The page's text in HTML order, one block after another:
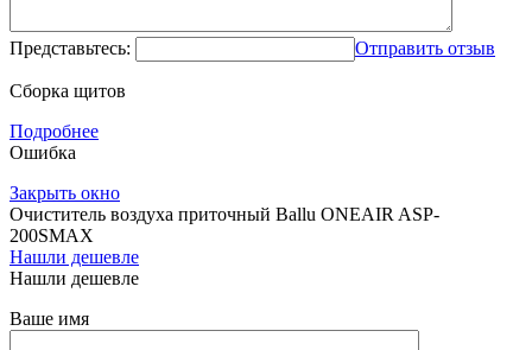
Представьтесь: Отправить отзыв
Сборка щитов
Подробнее
Ошибка
Закрыть окно
Очиститель воздуха приточный Ballu ONEAIR ASP-
200SMAX
Нашли дешевле
Нашли дешевле
Ваше имя